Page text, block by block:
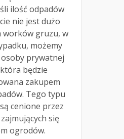
ilość odpadów
nie jest dużo
worków gruzu, w
możemy
prywatnej
będzie
zakupem
Tego typu
cenione przez
się
ogrodów.